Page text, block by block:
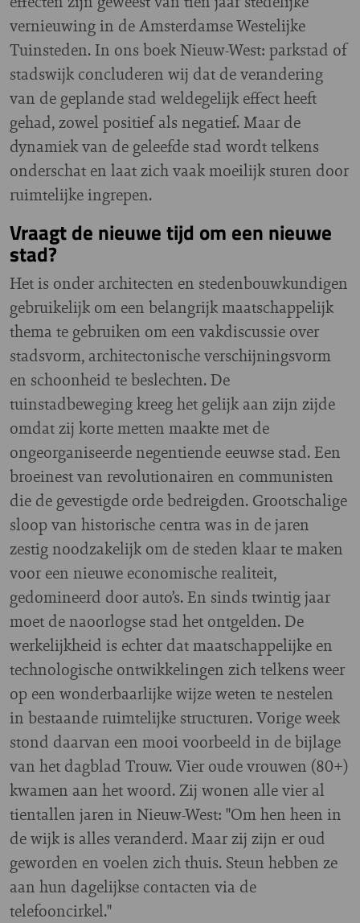
vernieuwing in de Amsterdamse Westelijke
Tuinsteden. In ons boek Nieuw-West: parkstad of
stadswijk concluderen wij dat de verandering
van de geplande stad weldegelijk effect heeft
gehad, zowel positief als negatief. Maar de
dynamiek van de geleefde stad wordt telkens
onderschat en laat zich vaak moeilijk sturen door
ruimtelijke ingrepen.
Vraagt de nieuwe tijd om een nieuwe
stad?
Het is onder architecten en stedenbouwkundigen
gebruikelijk om een belangrijk maatschappelijk
thema te gebruiken om een vakdiscussie over
stadsvorm, architectonische verschijningsvorm
en schoonheid te beslechten. De
tuinstadbeweging kreeg het gelijk aan zijn zijde
omdat zij korte metten maakte met de
ongeorganiseerde negentiende eeuwse stad. Een
broeinest van revolutionairen en communisten
die de gevestigde orde bedreigden. Grootschalige
sloop van historische centra was in de jaren
zestig noodzakelijk om de steden klaar te maken
voor een nieuwe economische realiteit,
gedomineerd door auto’s. En sinds twintig jaar
moet de naoorlogse stad het ontgelden. De
werkelijkheid is echter dat maatschappelijke en
technologische ontwikkelingen zich telkens weer
op een wonderbaarlijke wijze weten te nestelen
in bestaande ruimtelijke structuren. Vorige week
stond daarvan een mooi voorbeeld in de bijlage
van het dagblad Trouw. Vier oude vrouwen (80+)
kwamen aan het woord. Zij wonen alle vier al
tientallen jaren in Nieuw-West: "Om hen heen in
de wijk is alles veranderd. Maar zij zijn er oud
geworden en voelen zich thuis. Steun hebben ze
aan hun dagelijkse contacten via de
telefooncirkel."